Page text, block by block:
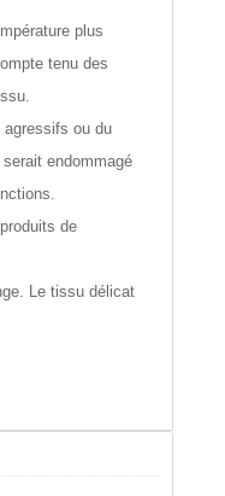
plus
tenu des
agressifs ou du
endommagé
de
Le tissu délicat